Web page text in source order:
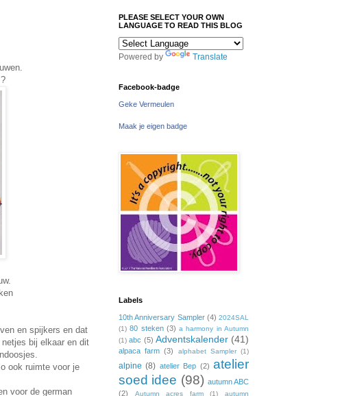
en spijkers en dat
bij elkaar en dit
ook ruimte voor je
voor de german
PLEASE SELECT YOUR OWN
LANGUAGE TO READ THIS BLOG
Powered by Translate
Facebook-badge
Geke Vermeulen
Maak je eigen badge
Labels
10th Anniversary Sampler (4) 2024SAL
(1) 80 steken (3) a harmony in Autumn
(1) abc (5) Adventskalender (41)
alpaca farm (3) alphabet Sampler (1)
alpine (8) atelier Bep (2) atelier
soed idee (98) autumn ABC
(2)
Autumn acres farm (1)
autumn